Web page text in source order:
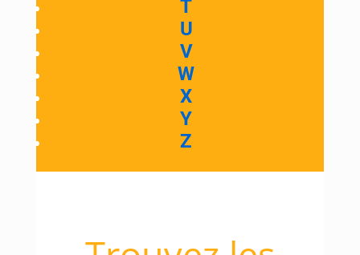
T
U
V
W
X
Y
Z